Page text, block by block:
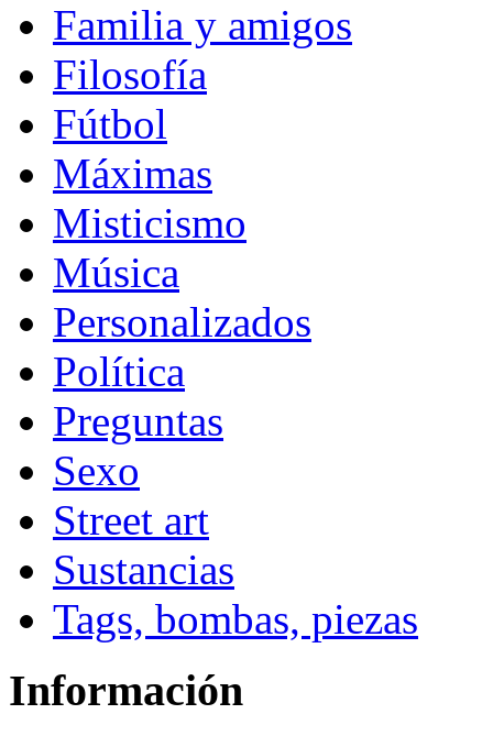
Familia y amigos
Filosofía
Fútbol
Máximas
Misticismo
Música
Personalizados
Política
Preguntas
Sexo
Street art
Sustancias
Tags, bombas, piezas
Información